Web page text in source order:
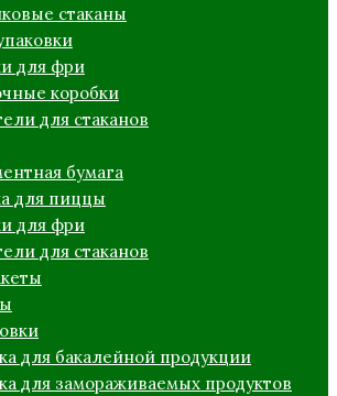
стаканы
для фри
коробки
для стаканов
бумага
для пиццы
для фри
для стаканов
для бакалейной продукции
для замораживаемых продуктов